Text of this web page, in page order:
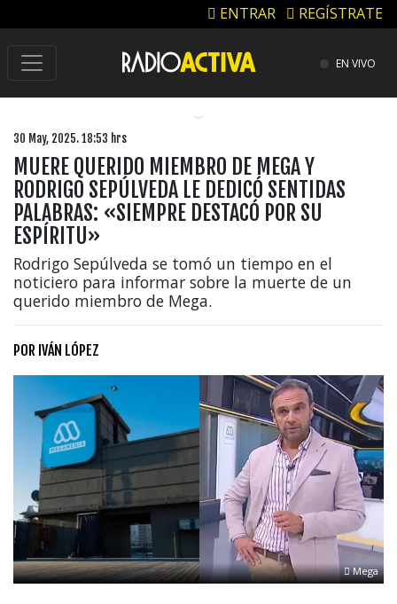
ENTRAR REGÍSTRATE
EN VIVO
30 May, 2025. 18:53 hrs
MUERE QUERIDO MIEMBRO DE MEGA Y
RODRIGO SEPÚLVEDA LE DEDICÓ SENTIDAS
PALABRAS: «SIEMPRE DESTACÓ POR SU
ESPÍRITU»
Rodrigo Sepúlveda se tomó un tiempo en el
noticiero para informar sobre la muerte de un
querido miembro de Mega.
POR IVÁN LÓPEZ
Mega